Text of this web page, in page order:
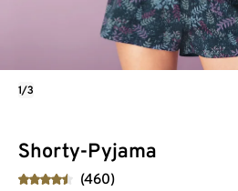
Shorty-Pyjama
(460)
1/3